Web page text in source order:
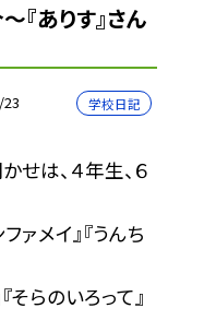
『ありす』さん
学校日記
せは、４年生、６
ァメイ』『うんち
そらのいろって』